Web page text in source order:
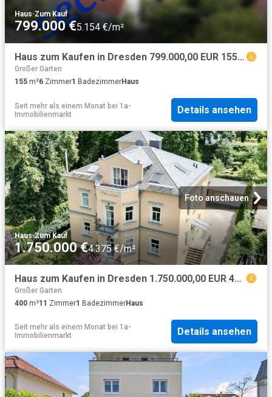
Haus·Zum Kauf
799.000 €5.154 €/m²
Haus zum Kaufen in Dresden 799.000,00 EUR 155 m²
Großer Garten
155 m²6 Zimmer1 BadezimmerHaus
Seit mehr als einem Monat bei 1a-
Immobilienmarkt
Details ansehen
Foto anschauen
Haus·Zum Kauf
1.750.000 €4.375 €/m²
Haus zum Kaufen in Dresden 1.750.000,00 EUR 400 m²
Großer Garten
400 m²11 Zimmer1 BadezimmerHaus
Seit mehr als einem Monat bei 1a-
Immobilienmarkt
Details ansehen